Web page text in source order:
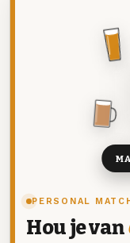
PERSONAL
Hou je van